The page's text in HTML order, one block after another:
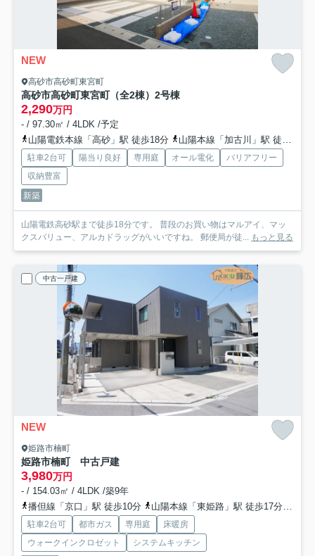
NEW
高砂市高砂町東宮町
高砂市高砂町東宮町（全2棟）2号棟
2,290万円
- / 97.30㎡ / 4LDK /予定
山陽電鉄本線「高砂」駅 徒歩18分
山陽本線「加古川」駅 徒歩66分
駐車2台可 陽当り良好 専用庭 オール電化
バリアフリー
収納豊富
新築
山陽電鉄高砂駅まで徒歩18分です。 普段のお買い物はマルアイ、マッ
クスバリュー、アルカドラッグがいいですね。 郵便局が徒...
もっと見る
中古一戸建
NEW
姫路市楠町
姫路市楠町 中古戸建
3,980万円
- / 154.03㎡ / 4LDK /築9年
播但線「京口」駅 徒歩10分
山陽本線「東姫路」駅 徒歩17分
駐車2台可 都市ガス 専用庭
床暖房
ウォークインクロゼット
システムキッチン